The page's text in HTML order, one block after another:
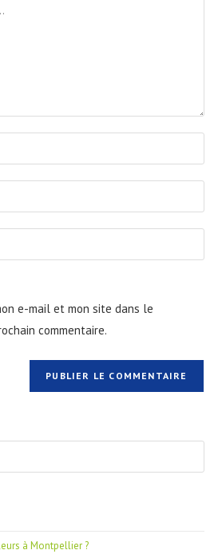
e-mail et mon site dans le
commentaire.
à Montpellier ?